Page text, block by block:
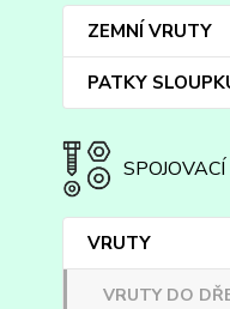
ZEMNÍ VRUTY
PATKY
VRUTY
VRUTY DO